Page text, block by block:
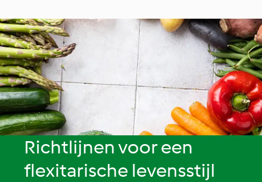
Richtlijnen voor een
flexitarische levensstijl